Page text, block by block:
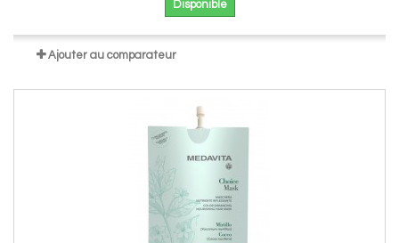
Disponible
Ajouter au comparateur